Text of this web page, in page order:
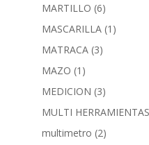
MARTILLO (6)
MASCARILLA (1)
MATRACA (3)
MAZO (1)
MEDICION (3)
MULTI HERRAMIENTAS
multimetro (2)